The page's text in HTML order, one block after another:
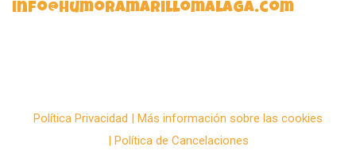
info@humoramarillomalaga.com
Política Privacidad | Más información sobre las cookies
| Política de Cancelaciones